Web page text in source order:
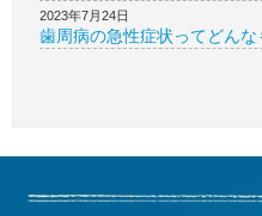
2023年7月24日
歯周病の急性症状ってどん